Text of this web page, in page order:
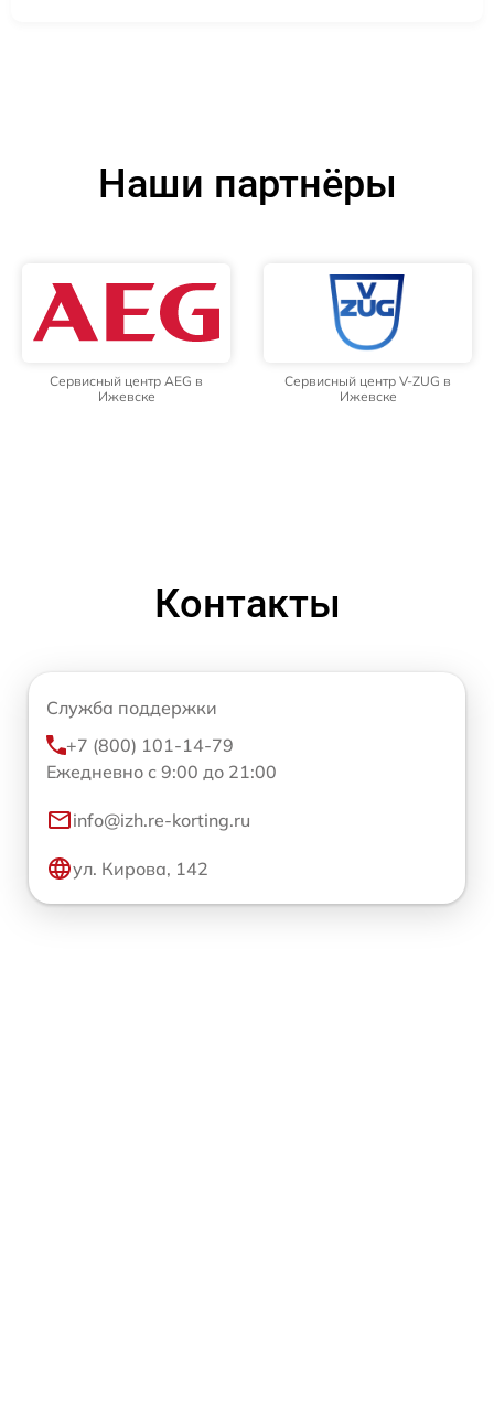
Наши партнёры
Сервисный центр AEG в
Ижевске
Сервисный центр V-ZUG в
Ижевске
Контакты
Служба поддержки
+7 (800) 101-14-79
Ежедневно с 9:00 до 21:00
info@izh.re-korting.ru
ул. Кирова, 142